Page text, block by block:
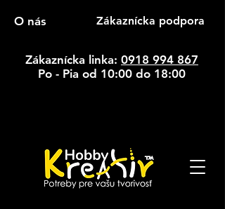
O nás Zákaznícka podpora
Zákaznícka linka: 0918 994 867
Po - Pia od 10:00 do 18:00